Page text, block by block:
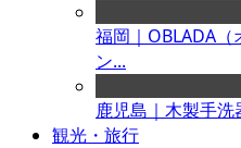
福岡｜OBLADA
ン...
鹿児島｜木製手
観光・旅行